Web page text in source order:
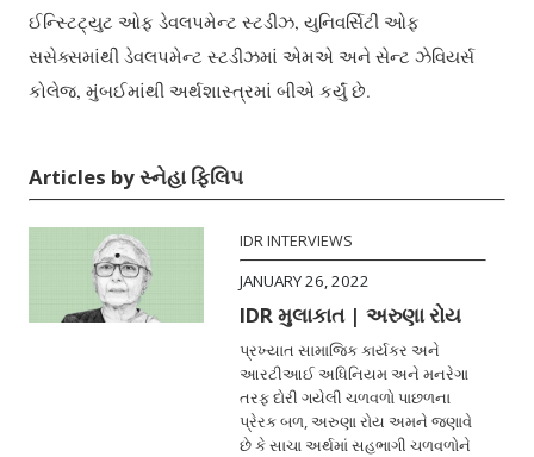
ઈન્સ્ટિટ્યુટ ઓફ ડેવલપમેન્ટ સ્ટડીઝ, યુનિવર્સિટી ઓફ
સસેક્સમાંથી ડેવલપમેન્ટ સ્ટડીઝમાં એમએ અને સેન્ટ ઝેવિયર્સ
કોલેજ, મુંબઈમાંથી અર્થશાસ્ત્રમાં બીએ કર્યું છે.
Articles by સ્નેહા ફિલિપ
IDR INTERVIEWS
JANUARY 26, 2022
IDR મુલાકાત | અરુણા રોય
પ્રખ્યાત સામાજિક કાર્યકર અને
આરટીઆઈ અધિનિયમ અને મનરેગા
તરફ દોરી ગયેલી ચળવળો પાછળના
પ્રેરક બળ, અરુણા રોય અમને જણાવે
છે કે સાચા અર્થમાં સહભાગી ચળવળોને